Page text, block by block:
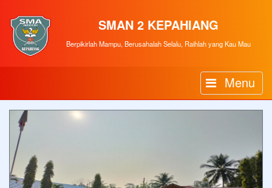
SMAN 2 KEPAHIANG
Berpikirlah Mampu, Berusahalah Selalu, Raihlah yang Kau Mau
Menu